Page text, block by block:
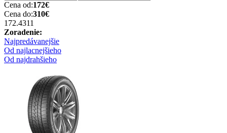
Cena od:172€
Cena do:310€
172.4311
Zoradenie:
Najpredávanejšie
Od najlacnejšieho
Od najdrahšieho